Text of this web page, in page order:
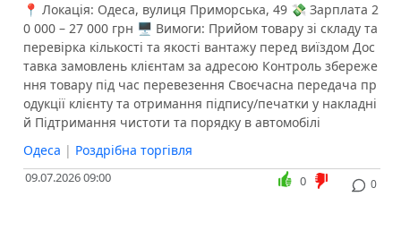
📍 Локація: Одеса, вулиця Приморська, 49 💸 Зарплата 2
0 000 – 27 000 грн 🖥 Вимоги: Прийом товару зі складу та
перевірка кількості та якості вантажу перед виїздом Дос
тавка замовлень клієнтам за адресою Контроль збереже
ння товару під час перевезення Своєчасна передача пр
одукції клієнту та отримання підпису/печатки у накладні
й Підтримання чистоти та порядку в автомобілі
Одеса | Роздрібна торгівля
09.07.2026 09:00 0
0